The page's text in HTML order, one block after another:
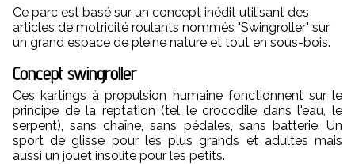
Ce parc est basé sur un concept inédit utilisant des
articles de motricité roulants nommés "Swingroller" sur
un grand espace de pleine nature et tout en sous-bois.
Concept swingroller
Ces kartings à propulsion humaine fonctionnent sur le
principe de la reptation (tel le crocodile dans l'eau, le
serpent), sans chaîne, sans pédales, sans batterie. Un
sport de glisse pour les plus grands et adultes mais
aussi un jouet insolite pour les petits.